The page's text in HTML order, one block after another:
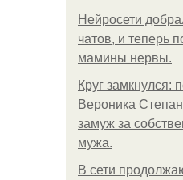
Нейросети
чатов, и теперь
мамины нервы.
Круг замкнулся:
Вероника
замуж за
мужа.
В сети